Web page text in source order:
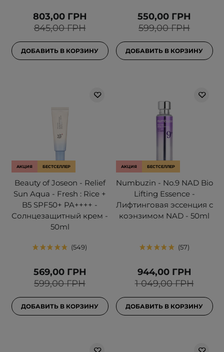
845,00 ГРН
803,00 ГРН
ДОБАВИТЬ В КОРЗИНУ
599,00 ГРН
550,00 ГРН
ДОБАВИТЬ В КОРЗИНУ
АКЦИЯ БЕСТСЕЛЛЕР
Beauty of Joseon - Relief
Sun Aqua - Fresh : Rice +
B5 SPF50+ PA++++ -
Солнцезащитный крем -
50ml
549
599,00 ГРН
569,00 ГРН
ДОБАВИТЬ В КОРЗИНУ
АКЦИЯ БЕСТСЕЛЛЕР
Numbuzin - No.9 NAD Bio
Lifting Essence -
Лифтинговая эссенция с
коэнзимом NAD - 50ml
57
1 049,00 ГРН
944,00 ГРН
ДОБАВИТЬ В КОРЗИНУ